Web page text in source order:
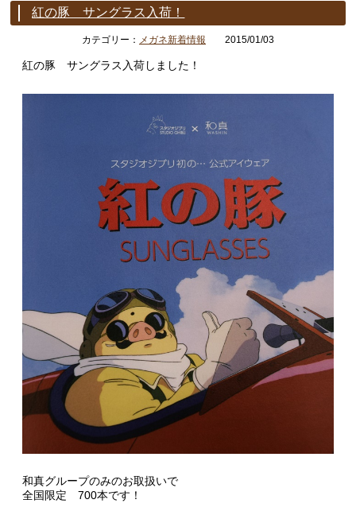
紅の豚 サングラス入荷！
カテゴリー： メガネ新着情報 2015/01/03
紅の豚 サングラス入荷しました！
和真グループのみのお取扱いで
全国限定 700本です！